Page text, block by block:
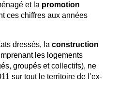
et la promotion
ces chiffres aux années
dressés, la construction
les logements
groupés et collectifs), ne
sur tout le territoire de l’ex-